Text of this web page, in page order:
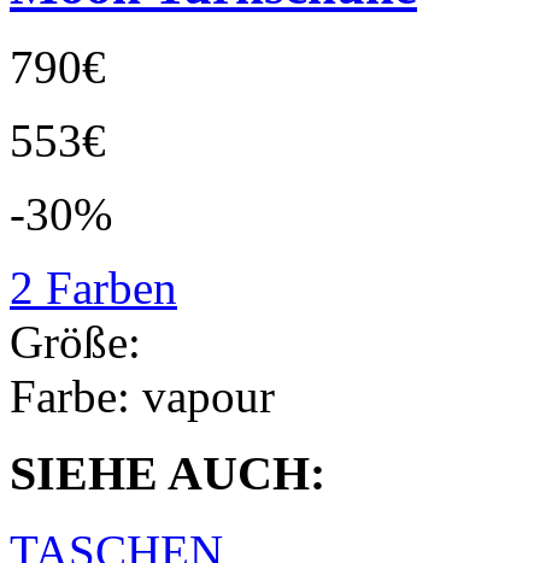
790€
553€
-30%
2 Farben
Größe:
Farbe: vapour
SIEHE AUCH:
TASCHEN